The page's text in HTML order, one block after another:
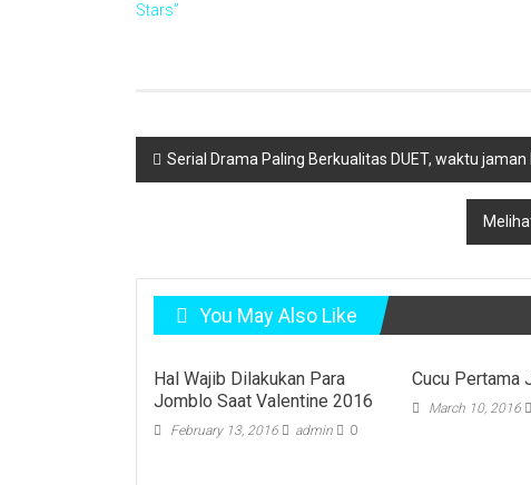
Stars”
Post
navigation
Serial Drama Paling Berkualitas DUET, waktu
You May Also Like
Hal Wajib Dilakukan Para
Jomblo Saat Valentine 2016
February 13, 2016 admin 0
Cucu Pertama
March 10, 2016